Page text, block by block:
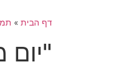
דף הבית »
"יום